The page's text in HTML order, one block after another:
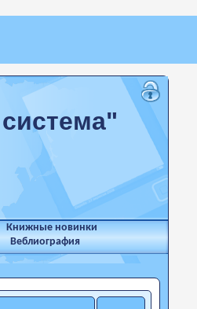
Книжные новинки
Веблиография